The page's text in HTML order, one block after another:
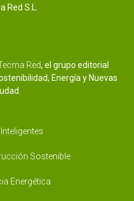
Red S.L.
Red, el grupo editorial
Energía y Nuevas
Sostenible
Energética